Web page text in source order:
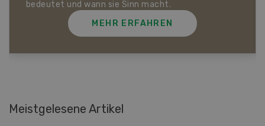
MEHR ERFAHREN
Meistgelesene Artikel